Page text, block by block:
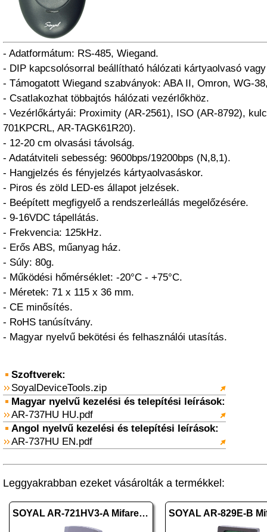
- Adatformátum: RS-485, Wiegand.
- DIP kapcsolósorral beállítható hálózati kártyaolvasó
- Támogatott Wiegand szabványok: ABA II, Omron, WG-
- Csatlakozhat többajtós hálózati vezérlőkhöz.
- Vezérlőkártyái: Proximity (AR-2561), ISO (AR-8792),
701KPCRL, AR-TAGK61R20).
- 12-20 cm olvasási távolság.
- Adatátviteli sebesség: 9600bps/19200bps (N,8,1).
- Hangjelzés és fényjelzés kártyaolvasáskor.
- Piros és zöld LED-es állapot jelzések.
- Beépített megfigyelő a rendszerleállás megelőzésére.
- 9-16VDC tápellátás.
- Frekvencia: 125kHz.
- Erős ABS, műanyag ház.
- Súly: 80g.
- Működési hőmérséklet: -20°C - +75°C.
- Méretek: 71 x 115 x 36 mm.
- CE minősítés.
- RoHS tanúsítvány.
- Magyar nyelvű bekötési és felhasználói utasítás.
Szoftverek:
SoyalDeviceTools.zip
Magyar nyelvű kezelési és telepítési leírások:
AR-737HU HU.pdf
Angol nyelvű kezelési és telepítési leírások:
AR-737HU EN.pdf
Leggyakrabban ezeket vásárolták a termékkel:
SOYAL AR-721HV3-A Mifare ezüst